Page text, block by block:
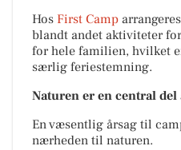
Hos First Camp
blandt andet aktiviteter
for hele familien, hvilket
særlig feriestemning.
Naturen er en central del
En væsentlig årsag til
nærheden til naturen.